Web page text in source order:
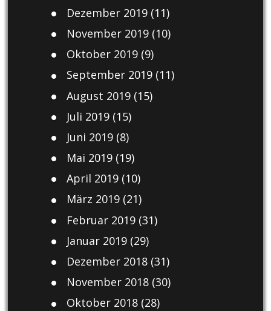
Dezember 2019(11)
November 2019(10)
Oktober 2019(9)
September 2019(11)
August 2019(15)
Juli 2019(15)
Juni 2019(8)
Mai 2019(19)
April 2019(10)
März 2019(21)
Februar 2019(31)
Januar 2019(29)
Dezember 2018(31)
November 2018(30)
Oktober 2018(28)